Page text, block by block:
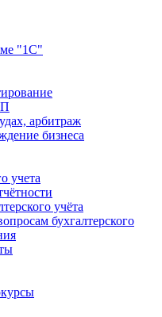
"1С"
арбитраж
бизнеса
учета
учёта
бухгалтерского